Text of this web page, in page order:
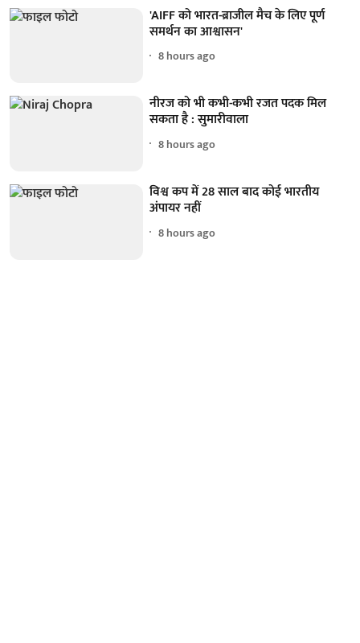
'AIFF को भारत-ब्राजील मैच के लिए पूर्ण
समर्थन का आश्वासन'
8 hours ago
नीरज को भी कभी-कभी रजत पदक मिल
सकता है : सुमारीवाला
8 hours ago
विश्व कप में 28 साल बाद कोई भारतीय
अंपायर नहीं
8 hours ago